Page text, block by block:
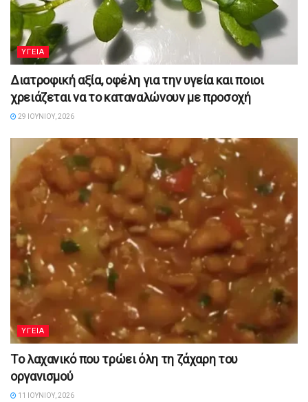
YΓΕΙΑ
Διατροφική αξία, οφέλη για την υγεία και ποιοι
χρειάζεται να το καταναλώνουν με προσοχή
29 ΙΟΥΝΊΟΥ, 2026
YΓΕΙΑ
Tο λαχανικό που τρώει όλη τη ζάχαρη του
οργανισμού
11 ΙΟΥΝΊΟΥ, 2026